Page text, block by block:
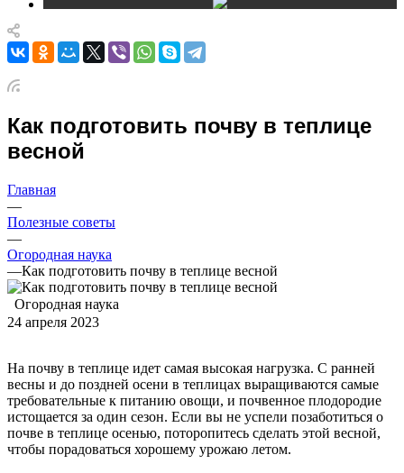
Как подготовить почву в теплице
весной
Главная
—
Полезные советы
—
Огородная наука
—Как подготовить почву в теплице весной
Огородная наука
24 апреля 2023
На почву в теплице идет самая высокая нагрузка. С ранней
весны и до поздней осени в теплицах выращиваются самые
требовательные к питанию овощи, и почвенное плодородие
истощается за один сезон. Если вы не успели позаботиться о
почве в теплице осенью, поторопитесь сделать этой весной,
чтобы порадоваться хорошему урожаю летом.